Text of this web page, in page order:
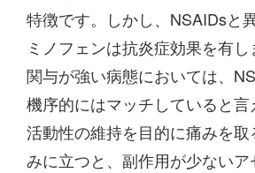
特徴です。しかし、NSAIDsと
ミノフェンは抗炎症効果を有
関与が強い病態においては、
機序的にはマッチしていると言
活動性の維持を目的に痛みを
みに立つと、副作用が少ないア